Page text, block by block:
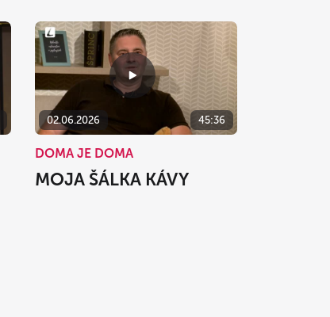
02.06.2026 45:36
DOMA JE DOMA
MOJA ŠÁLKA KÁVY